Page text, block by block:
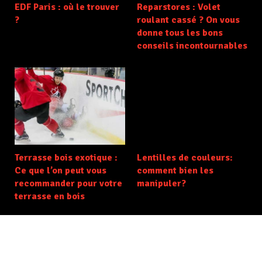
EDF Paris : où le trouver
?
Reparstores : Volet
roulant cassé ? On vous
donne tous les bons
conseils incontournables
Terrasse bois exotique :
Ce que l’on peut vous
recommander pour votre
terrasse en bois
Lentilles de couleurs:
comment bien les
manipuler?